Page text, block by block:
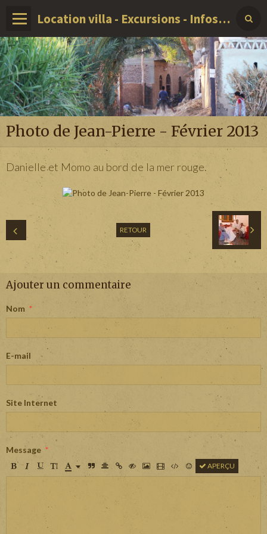
Location villa - Excursions - Infos sur LOUXOR - EGYPTE
Photo de Jean-Pierre - Février 2013
Danielle et Momo au bord de la mer rouge.
RETOUR
Ajouter un commentaire
Nom
E-mail
Site Internet
Message
APERÇU